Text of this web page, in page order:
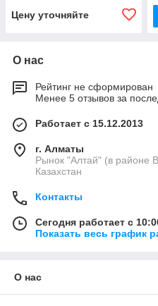
Цену уточняйте
О нас
Рейтинг не сформирован
Менее 5 отзывов за
Работает с 15.12.2013
г. Алматы
Рынок "Алтай" (в районе
Казахстан
Контакты
Сегодня работает с
Показать весь график
О нас